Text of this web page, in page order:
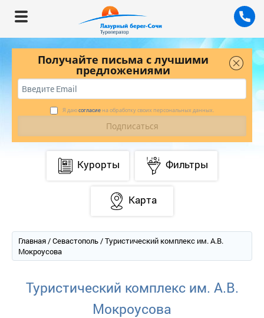
Получайте письма с лучшими
предложениями
Я даюсогласие на обработку своих персональных данных.
Курорты Фильтры
Карта
Главная/Севастополь/ Туристический комплекс им. А.В.
Мокроусова
Туристический комплекс им. А.В.
Мокроусова